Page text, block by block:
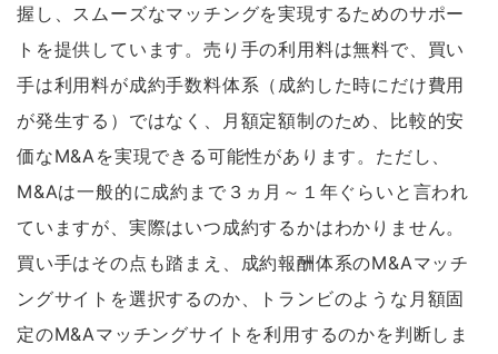
握し、スムーズなマッチングを実現するためのサポー
トを提供しています。売り手の利用料は無料で、買い
手は利用料が成約手数料体系（成約した時にだけ費用
が発生する）ではなく、月額定額制のため、比較的安
価なM&Aを実現できる可能性があります。ただし、
M&Aは一般的に成約まで３ヵ月～１年ぐらいと言われ
ていますが、実際はいつ成約するかはわかりません。
買い手はその点も踏まえ、成約報酬体系のM&Aマッチ
ングサイトを選択するのか、トランビのような月額固
定のM&Aマッチングサイトを利用するのかを判断しま